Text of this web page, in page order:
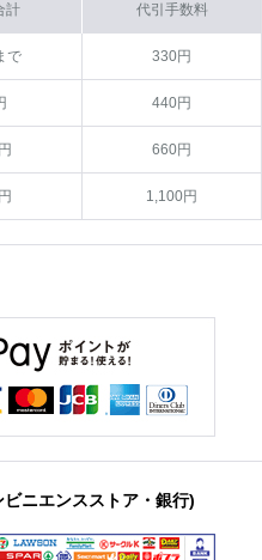
計 代引手数料
で 330円
440円
660円
1,100円
ニエンスストア・銀行)